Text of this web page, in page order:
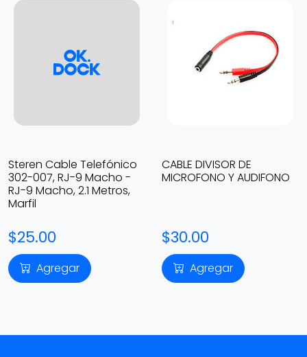
Steren Cable Telefónico
302-007, RJ-9 Macho -
RJ-9 Macho, 2.1 Metros,
Marfil
$25.00
Agregar
CABLE DIVISOR DE
MICROFONO Y AUDIFONO
$30.00
Agregar